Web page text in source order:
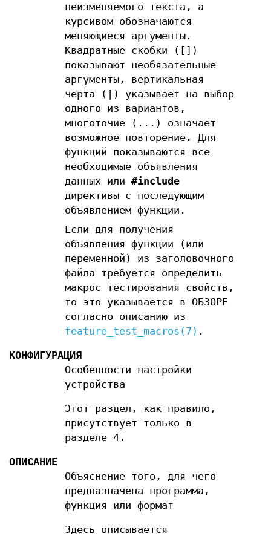
неизменяемого текста, а
курсивом обозначаются
меняющиеся аргументы.
Квадратные скобки ([])
показывают необязательные
аргументы, вертикальная
черта (|) указывает на выбор
одного из вариантов,
многоточие (...) означает
возможное повторение. Для
функций показываются все
необходимые объявления
данных или #include
директивы с последующим
объявлением функции.
Если для получения
объявления функции (или
переменной) из заголовочного
файла требуется определить
макрос тестирования свойств,
то это указывается в ОБЗОРЕ
согласно описанию из
feature_test_macros(7) .
КОНФИГУРАЦИЯ
Особенности настройки
устройства
Этот раздел, как правило,
присутствует только в
разделе 4.
ОПИСАНИЕ
Объяснение того, для чего
предназначена программа,
функция или формат
Здесь описывается